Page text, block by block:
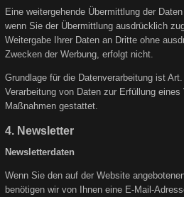
Eine weitergehende Übermittlung der
wenn Sie der Übermittlung ausdrücklich
Weitergabe Ihrer Daten an Dritte ohne
Zwecken der Werbung, erfolgt nicht.
Grundlage für die Datenverarbeitung ist
Verarbeitung von Daten zur Erfüllung
Maßnahmen gestattet.
4. Newsletter
Newsletterdaten
Wenn Sie den auf der Website
benötigen wir von Ihnen eine E-Mail-